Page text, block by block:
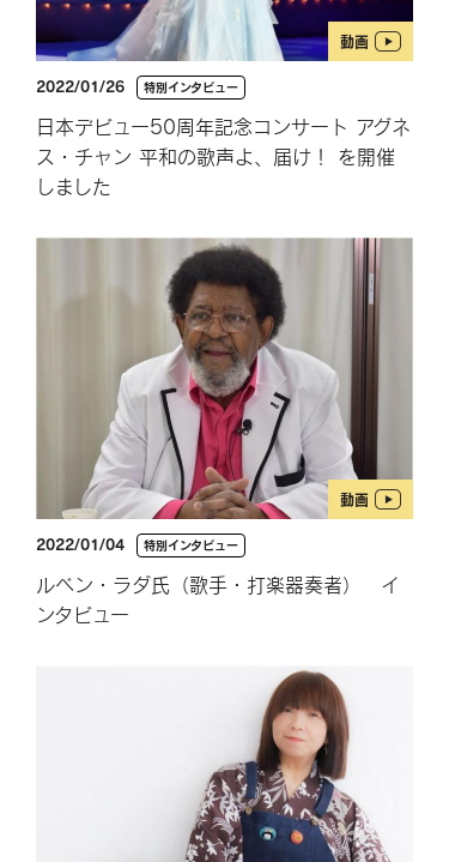
動画
2022/01/26 特別インタビュー
日本デビュー50周年記念コンサート アグネ
ス・チャン 平和の歌声よ、届け！ を開催
しました
動画
2022/01/04 特別インタビュー
ルベン・ラダ氏（歌手・打楽器奏者） イ
ンタビュー